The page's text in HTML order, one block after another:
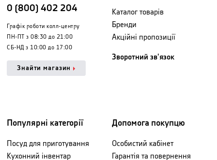
0 (800) 402 204
Графік роботи колл-центру
ПН-ПТ з 08:30 до 21:00
СБ-НД з 10:00 до 17:00
Знайти магазин
Каталог товарів
Бренди
Акційні пропозиції
Зворотний зв'язок
Популярні категорії
Посуд для приготування
Кухонний інвентар
Допомога покупцю
Особистий кабінет
Гарантія та повернення